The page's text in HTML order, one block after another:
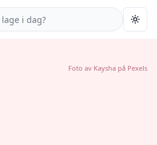
Foto av Kaysha på Pexels